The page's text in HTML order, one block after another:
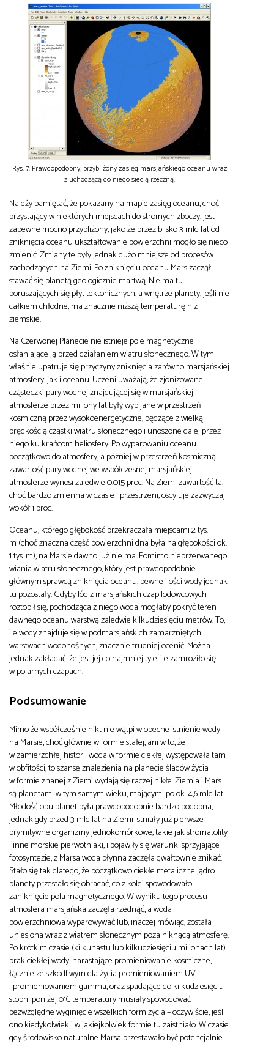
Rys. 7. Prawdopodobny, przybliżony zasięg marsjańskiego oceanu wraz
z uchodzącą do niego siecią rzeczną.
Należy pamiętać, że pokazany na mapie zasięg oceanu, choć
przystający w niektórych miejscach do stromych zboczy, jest
zapewne mocno przybliżony, jako że przez blisko 3 mld lat od
zniknięcia oceanu ukształtowanie powierzchni mogło się nieco
zmienić. Zmiany te były jednak dużo mniejsze od procesów
zachodzących na Ziemi. Po zniknięciu oceanu Mars zaczął
stawać się planetą geologicznie martwą. Nie ma tu
poruszających się płyt tektonicznych, a wnętrze planety, jeśli nie
całkiem chłodne, ma znacznie niższą temperaturę niż
ziemskie.
Na Czerwonej Planecie nie istnieje pole magnetyczne
osłaniające ją przed działaniem wiatru słonecznego. W tym
właśnie upatruje się przyczyny zniknięcia zarówno marsjańskiej
atmosfery, jak i oceanu. Uczeni uważają, że zjonizowane
cząsteczki pary wodnej znajdującej się w marsjańskiej
atmosferze przez miliony lat były wybijane w przestrzeń
kosmiczną przez wysokoenergetyczne, pędzące z wielką
prędkością cząstki wiatru słonecznego i unoszone dalej przez
niego ku krańcom heliosfery. Po wyparowaniu oceanu
początkowo do atmosfery, a później w przestrzeń kosmiczną
zawartość pary wodnej we współczesnej marsjańskiej
atmosferze wynosi zaledwie 0.015 proc. Na Ziemi zawartość ta,
choć bardzo zmienna w czasie i przestrzeni, oscyluje zazwyczaj
wokół 1 proc.
Oceanu, którego głębokość przekraczała miejscami 2 tys.
m (choć znaczna część powierzchni dna była na głębokości ok.
1 tys. m), na Marsie dawno już nie ma. Pomimo nieprzerwanego
wiania wiatru słonecznego, który jest prawdopodobnie
głównym sprawcą zniknięcia oceanu, pewne ilości wody jednak
tu pozostały. Gdyby lód z marsjańskich czap lodowcowych
roztopił się, pochodząca z niego woda mogłaby pokryć teren
dawnego oceanu warstwą zaledwie kilkudziesięciu metrów. To,
ile wody znajduje się w podmarsjańskich zamarzniętych
warstwach wodonośnych, znacznie trudniej ocenić. Można
jednak zakładać, że jest jej co najmniej tyle, ile zamroziło się
w polarnych czapach.
Podsumowanie
Mimo że współcześnie nikt nie wątpi w obecne istnienie wody
na Marsie, choć głównie w formie stałej, ani w to, że
w zamierzchłej historii woda w formie ciekłej występowała tam
w obfitości, to szanse znalezienia na planecie śladów życia
w formie znanej z Ziemi wydają się raczej nikłe. Ziemia i Mars
są planetami w tym samym wieku, mającymi po ok. 4,6 mld lat.
Młodość obu planet była prawdopodobnie bardzo podobna,
jednak gdy przed 3 mld lat na Ziemi istniały już pierwsze
prymitywne organizmy jednokomórkowe, takie jak stromatolity
i inne morskie pierwotniaki, i pojawiły się warunki sprzyjające
fotosyntezie, z Marsa woda płynna zaczęła gwałtownie znikać.
Stało się tak dlatego, że początkowo ciekłe metaliczne jądro
planety przestało się obracać, co z kolei spowodowało
zaniknięcie pola magnetycznego. W wyniku tego procesu
atmosfera marsjańska zaczęła rzednąć, a woda
powierzchniowa wyparowywać lub, inaczej mówiąc, została
uniesiona wraz z wiatrem słonecznym poza niknącą atmosferę.
Po krótkim czasie (kilkunastu lub kilkudziesięciu milionach lat)
brak ciekłej wody, narastające promieniowanie kosmiczne,
łącznie ze szkodliwym dla życia promieniowaniem UV
i promieniowaniem gamma, oraz spadające do kilkudziesięciu
stopni poniżej 0°C temperatury musiały spowodować
bezwzględne wyginięcie wszelkich form życia – oczywiście, jeśli
ono kiedykolwiek i w jakiejkolwiek formie tu zaistniało. W czasie
gdy środowisko naturalne Marsa przestawało być potencjalnie